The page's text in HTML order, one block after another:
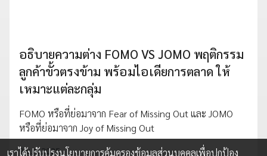
อธิบายความต่าง FOMO VS JOMO พฤติกรรม
ลูกค้าขั้วตรงข้าม พร้อมไอเดียการตลาด ให้
เหมาะแต่ละกลุ่ม
FOMO หรือที่ย่อมาจาก Fear of Missing Out และ JOMO
หรือที่ย่อมาจาก Joy of Missing Out
9 ม.ค. 2025
เราได้ปรับปรุงนโยบายการคุ้มครองข้อมูลส่วนบุคคลเพื่อปกป้อง